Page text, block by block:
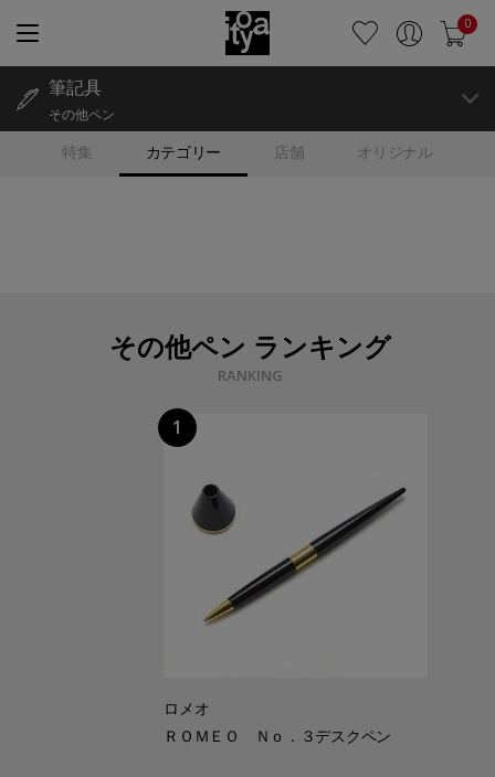
0
特集 カテゴリー 店舗 オリジナル
筆記具
その他ペン
その他ペン ランキング
RANKING
ロメオ
ＲＯＭＥＯ Ｎｏ．３デスクペン